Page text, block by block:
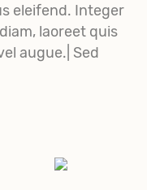
eleifend. Integer
laoreet quis
augue.| Sed